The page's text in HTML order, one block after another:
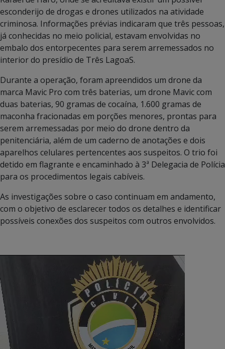
esconderijo de drogas e drones utilizados na atividade
criminosa. Informações prévias indicaram que três pessoas,
já conhecidas no meio policial, estavam envolvidas no
embalo dos entorpecentes para serem arremessados no
interior do presídio de Três LagoaS.
Durante a operação, foram apreendidos um drone da
marca Mavic Pro com três baterias, um drone Mavic com
duas baterias, 90 gramas de cocaína, 1.600 gramas de
maconha fracionadas em porções menores, prontas para
serem arremessadas por meio do drone dentro da
penitenciária, além de um caderno de anotações e dois
aparelhos celulares pertencentes aos suspeitos. O trio foi
detido em flagrante e encaminhado à 3ª Delegacia de Polícia
para os procedimentos legais cabíveis.
As investigações sobre o caso continuam em andamento,
com o objetivo de esclarecer todos os detalhes e identificar
possíveis conexões dos suspeitos com outros envolvidos.
vídeo